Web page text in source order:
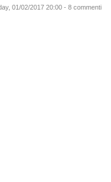
01/02/2017 20:00 - 8 commenti